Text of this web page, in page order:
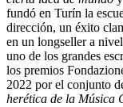
fundó en Turín la
dirección, un éxito
en un longseller a
uno de los grandes
los premios
2022 por el conjunto
herética de la Música